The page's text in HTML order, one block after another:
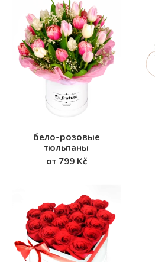
бело-розовые
тюльпаны
от 799 Kč